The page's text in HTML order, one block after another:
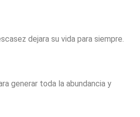
dejara su vida para siempre.
generar toda la abundancia y